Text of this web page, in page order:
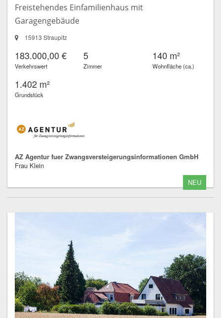
Freistehendes Einfamilienhaus mit
Garagengebäude
15913 Straupitz
183.000,00 €
Verkehrswert
5
Zimmer
140 m²
Wohnfläche (ca.)
1.402 m²
Grundstück
AZ Agentur fuer Zwangsversteigerungsinformationen GmbH
Frau Klein
NEU